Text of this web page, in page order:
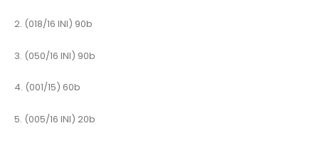
2. (018/16 INI) 90b
3. (050/16 INI) 90b
4. (001/15) 60b
5. (005/16 INI) 20b